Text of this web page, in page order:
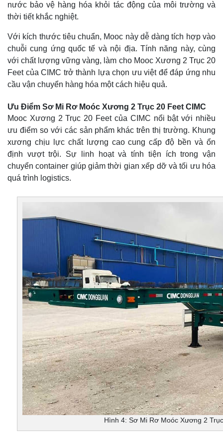
nước bảo vệ hàng hóa khỏi tác động của môi trường và
thời tiết khắc nghiệt.
Với kích thước tiêu chuẩn, Mooc này dễ dàng tích hợp vào
chuỗi cung ứng quốc tế và nội địa. Tính năng này, cùng
với chất lượng vững vàng, làm cho Mooc Xương 2 Trục 20
Feet của CIMC trở thành lựa chọn ưu việt để đáp ứng nhu
cầu vận chuyển hàng hóa một cách hiệu quả.
Ưu Điểm Sơ Mi Rơ Moóc Xương 2 Trục 20 Feet CIMC
Mooc Xương 2 Trục 20 Feet của CIMC nổi bật với nhiều
ưu điểm so với các sản phẩm khác trên thị trường. Khung
xương chịu lực chất lượng cao cung cấp độ bền và ổn
định vượt trội. Sự linh hoạt và tính tiện ích trong vận
chuyển container giúp giảm thời gian xếp dỡ và tối ưu hóa
quá trình logistics.
Hình 4: Sơ Mi Rơ Moóc Xương 2